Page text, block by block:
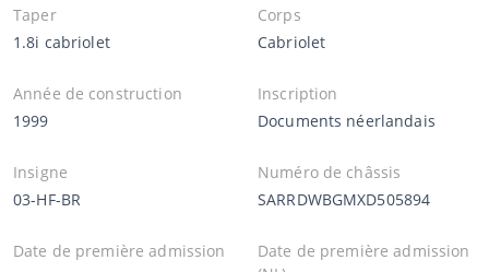
Taper
1.8i cabriolet
Corps
Cabriolet
Année de construction
1999
Inscription
Documents néerlandais
Insigne
03-HF-BR
Numéro de châssis
SARRDWBGMXD505894
Date de première admission
Date de première admission